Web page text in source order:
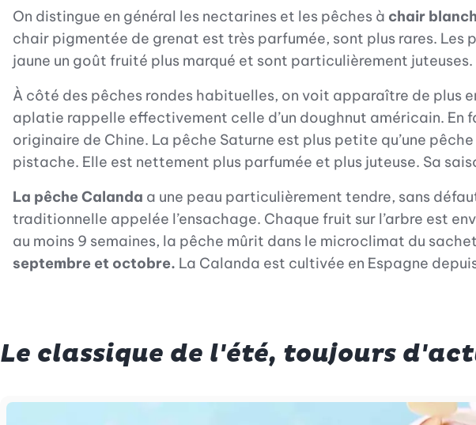
On distingue en général les nectarines et les pêches à chair
chair pigmentée de grenat est très parfumée, sont plus rares.
jaune un goût fruité plus marqué et sont particulièrement juteuses.
À côté des pêches rondes habituelles, on voit apparaître de plus
aplatie rappelle effectivement celle d’un doughnut américain. En
originaire de Chine. La pêche Saturne est plus petite qu’une
pistache. Elle est nettement plus parfumée et plus juteuse. Sa
La pêche Calanda a une peau particulièrement tendre, sans
traditionnelle appelée l’ensachage. Chaque fruit sur l’arbre est
au moins 9 semaines, la pêche mûrit dans le microclimat du
septembre et octobre. La Calanda est cultivée en Espagne
Le classique de l'été, toujours